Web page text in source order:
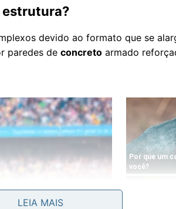
estrutura?
devido ao formato que se
paredes de concreto armado
LEIA MAIS